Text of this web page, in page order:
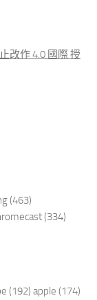
改作 4.0 國際 授
(463)
(334)
(192) apple (174)